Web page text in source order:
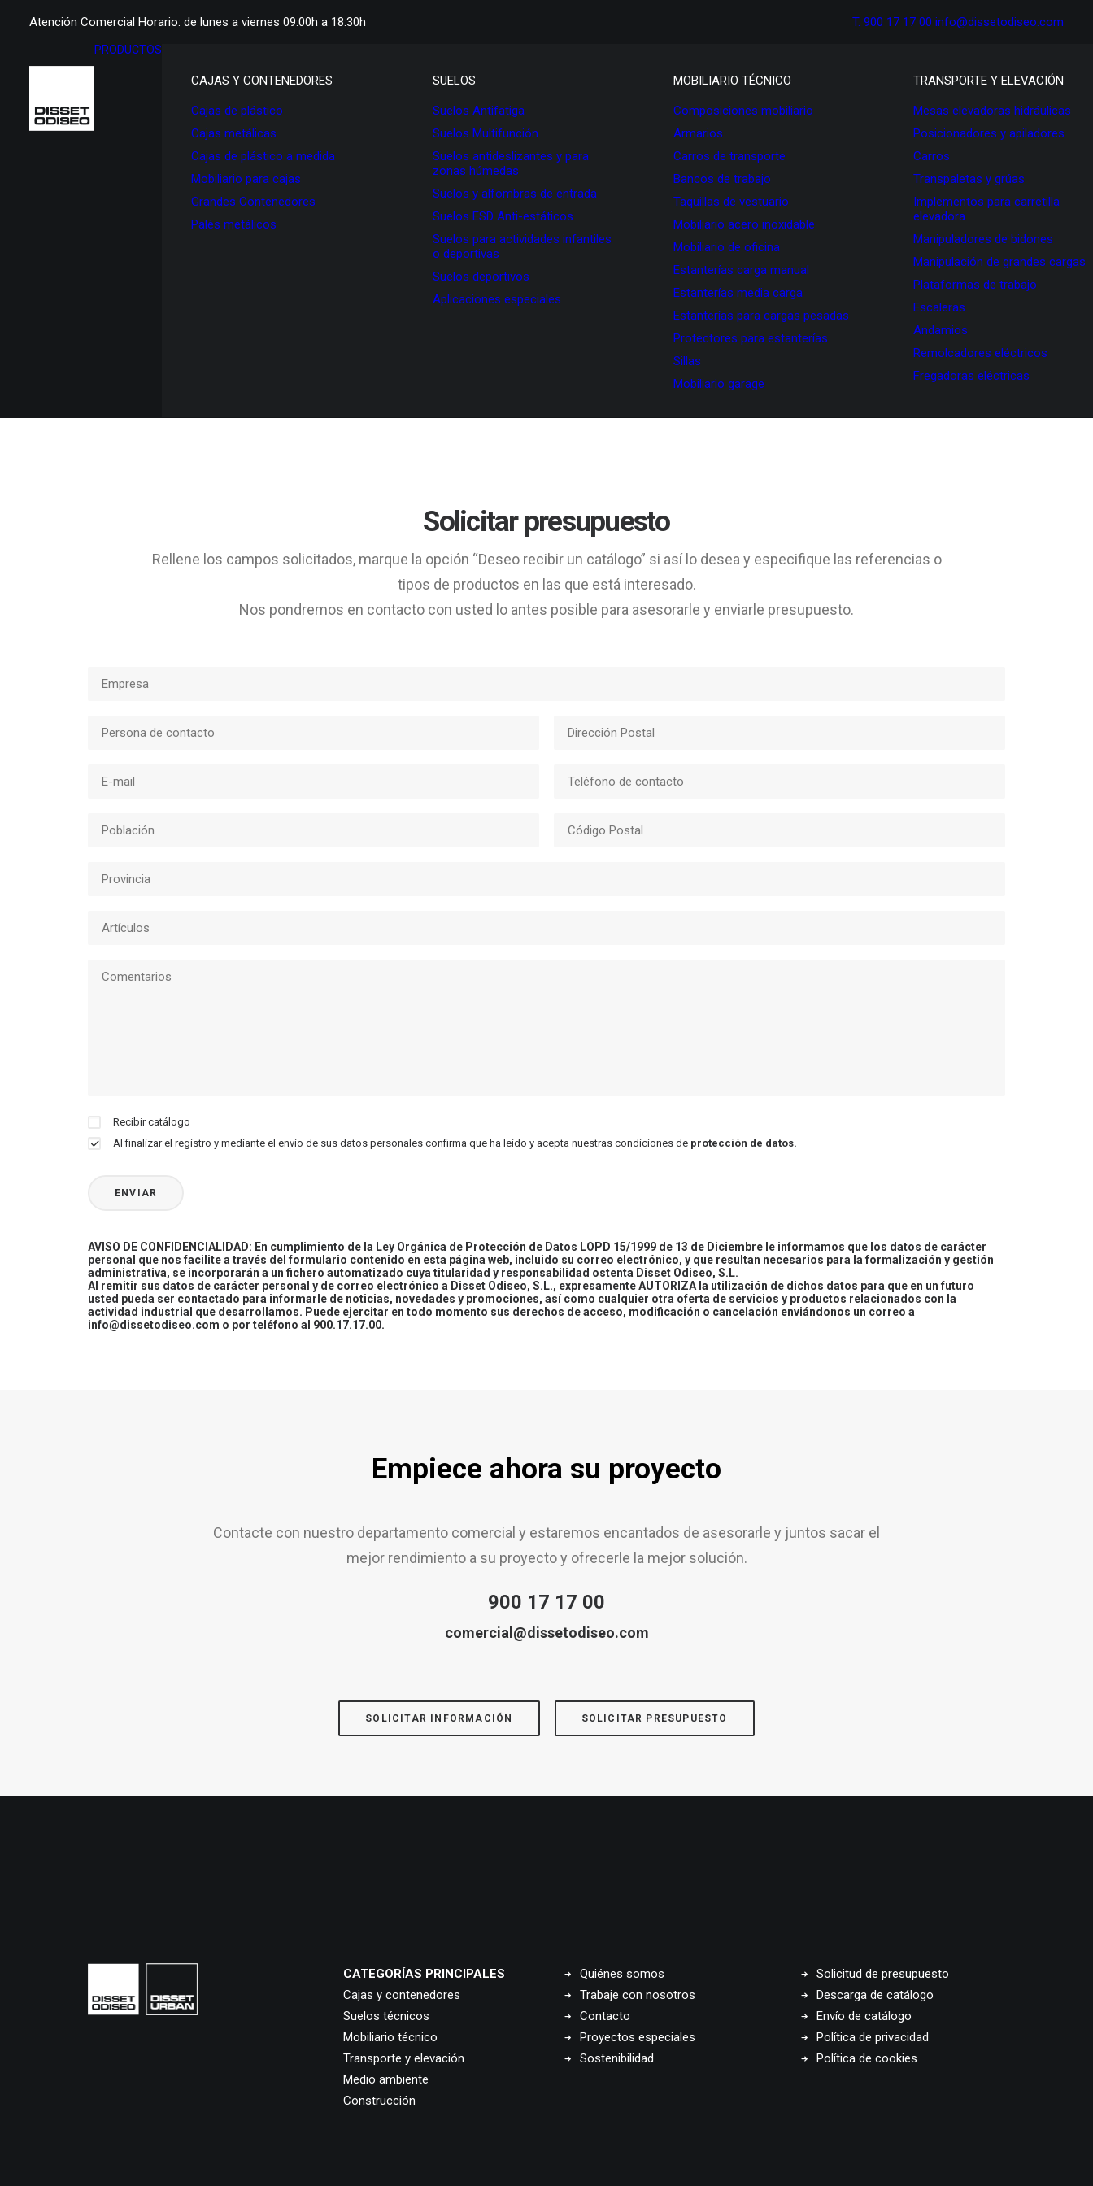
Atención Comercial Horario: de lunes a viernes 09:00h a 18:30h T. 900 17 17 00 info@dissetodiseo.com
PRODUCTOS
CAJAS Y CONTENEDORES
Cajas de plástico
Cajas metálicas
Cajas de plástico a medida
Mobiliario para cajas
Grandes Contenedores
Palés metálicos
SUELOS
Suelos Antifatiga
Suelos Multifunción
Suelos antideslizantes y para
zonas húmedas
Suelos y alfombras de entrada
Suelos ESD Anti-estáticos
Suelos para actividades infantiles
o deportivas
Suelos deportivos
Aplicaciones especiales
MOBILIARIO TÉCNICO
Composiciones mobiliario
Armarios
Carros de transporte
Bancos de trabajo
Taquillas de vestuario
Mobiliario acero inoxidable
Mobiliario de oficina
Estanterías carga manual
Estanterías media carga
Estanterías para cargas pesadas
Protectores para estanterías
Sillas
Mobiliario garage
TRANSPORTE Y ELEVACIÓN
Mesas elevadoras hidráulicas
Posicionadores y apiladores
Carros
Transpaletas y grúas
Implementos para carretilla
elevadora
Manipuladores de bidones
Manipulación de grandes cargas
Plataformas de trabajo
Escaleras
Andamios
Remolcadores eléctricos
Fregadoras eléctricas
Solicitar presupuesto
Rellene los campos solicitados, marque la opción “Deseo recibir un catálogo” si así lo desea y especifique las referencias o
tipos de productos en las que está interesado.
Nos pondremos en contacto con usted lo antes posible para asesorarle y enviarle presupuesto.
Recibir catálogo
Al finalizar el registro y mediante el envío de sus datos personales confirma que ha leído y acepta nuestras condiciones de protección de datos.
AVISO DE CONFIDENCIALIDAD: En cumplimiento de la Ley Orgánica de Protección de Datos LOPD 15/1999 de 13 de Diciembre le informamos que los datos de carácter
personal que nos facilite a través del formulario contenido en esta página web, incluido su correo electrónico, y que resultan necesarios para la formalización y gestión
administrativa, se incorporarán a un fichero automatizado cuya titularidad y responsabilidad ostenta Disset Odiseo, S.L.
Al remitir sus datos de carácter personal y de correo electrónico a Disset Odiseo, S.L., expresamente AUTORIZA la utilización de dichos datos para que en un futuro
usted pueda ser contactado para informarle de noticias, novedades y promociones, así como cualquier otra oferta de servicios y productos relacionados con la
actividad industrial que desarrollamos. Puede ejercitar en todo momento sus derechos de acceso, modificación o cancelación enviándonos un correo a
info@dissetodiseo.com o por teléfono al 900.17.17.00.
Empiece ahora su proyecto
Contacte con nuestro departamento comercial y estaremos encantados de asesorarle y juntos sacar el
mejor rendimiento a su proyecto y ofrecerle la mejor solución.
900 17 17 00
comercial@dissetodiseo.com
SOLICITAR INFORMACIÓN SOLICITAR PRESUPUESTO
CATEGORÍAS PRINCIPALES
Cajas y contenedores
Suelos técnicos
Mobiliario técnico
Transporte y elevación
Medio ambiente
Construcción
Quiénes somos
Trabaje con nosotros
Contacto
Proyectos especiales
Sostenibilidad
Solicitud de presupuesto
Descarga de catálogo
Envío de catálogo
Política de privacidad
Política de cookies